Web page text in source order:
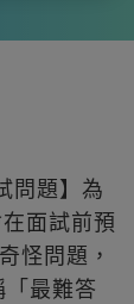
問題】為
面試前預
怪問題，
最難答